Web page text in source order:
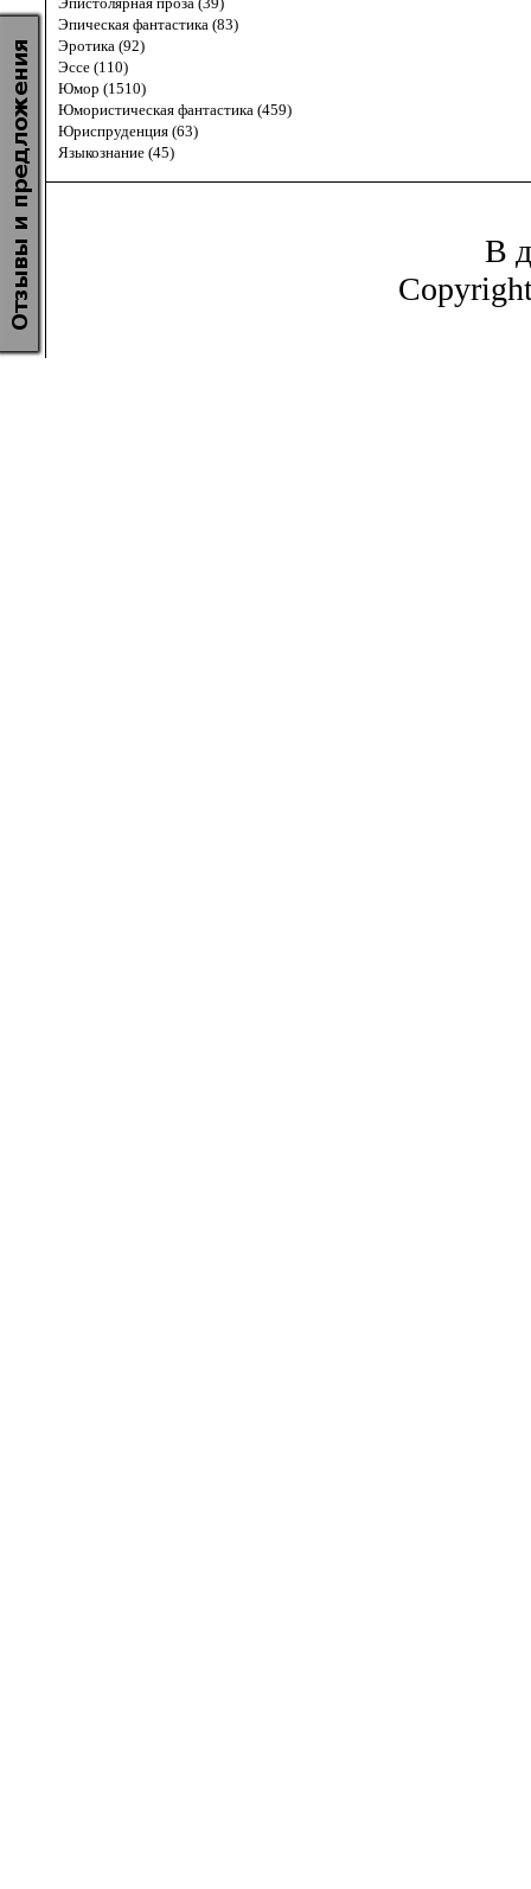
Эпическая фантастика (83)
Эротика (92)
Эссе (110)
Юмор (1510)
Юмористическая фантастика (459)
Юриспруденция (63)
Языкознание (45)
В